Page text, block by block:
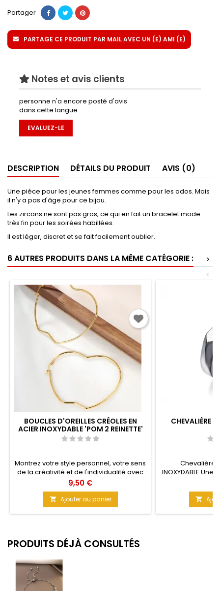
Partager
PARTAGE CE PRODUIT PAR MAIL AVEC UN (E) AMI (E)
Notes et avis clients
personne n'a encore posté d'avis
dans cette langue
EVALUEZ-LE
DESCRIPTION DÉTAILS DU PRODUIT AVIS (0)
Une pièce pour les jeunes femmes comme pour les ados. Mais
il n'y a pas d'âge pour ce bijou.
Les zircons ne sont pas gros, ce qui en fait un bracelet mode
très fin pour les soirées habillées.
Il est léger, discret et se fait facilement oublier.
6 AUTRES PRODUITS DANS LA MÊME CATÉGORIE :
>
<
BOUCLES D'OREILLES CRÉOLES EN
ACIER INOXYDABLE 'POM 2 REINETTE'
Montrez votre style personnel, votre sens
de la créativité et de l'individualité avec
ces Créoles ! L'Originalité est au rendez-
vous avec ce modèle. Boostez votre
look, soyez Visible et faites des
Envieuses ! Alors prête à créer la
Tendance ? Matière : Acier inoxydable
Prix
9,50 €
 Ajouter au panier
CHEVALIÈRE
Chevalière
côté tout en
Chic,
inoxydable

PRODUITS DÉJÀ CONSULTÉS